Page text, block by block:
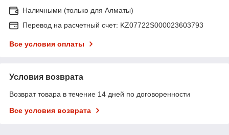
Наличными (только для Алматы)
Перевод на расчетный счет: KZ07722S000023603793
Все условия оплаты
Условия возврата
Возврат товара в течение 14 дней по договоренности
Все условия возврата